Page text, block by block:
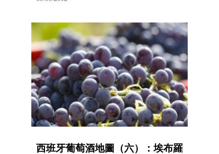
西班牙葡萄酒地圖（六）：埃布羅